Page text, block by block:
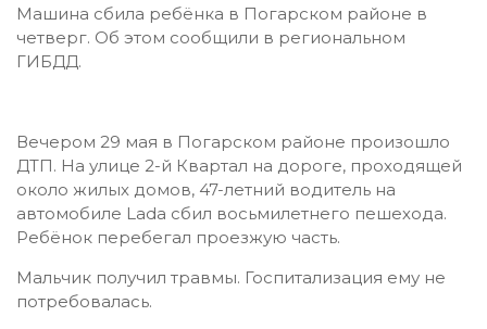
Машина сбила ребёнка в Погарском районе в
четверг. Об этом сообщили в региональном
ГИБДД.
Вечером 29 мая в Погарском районе произошло
ДТП. На улице 2-й Квартал на дороге, проходящей
около жилых домов, 47-летний водитель на
автомобиле Lada сбил восьмилетнего пешехода.
Ребёнок перебегал проезжую часть.
Мальчик получил травмы. Госпитализация ему не
потребовалась.